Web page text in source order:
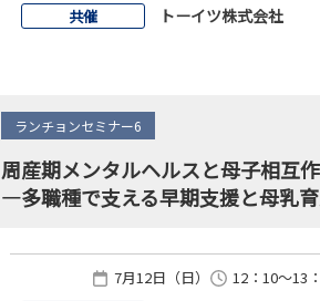
共催
トーイツ株式会社
ランチョンセミナー6
周産期メンタルヘルスと母子相互
―多職種で支える早期支援と母乳
7月12日（日） 12：10～13